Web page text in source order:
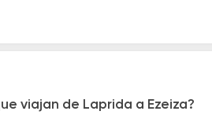
viajan de Laprida a Ezeiza?